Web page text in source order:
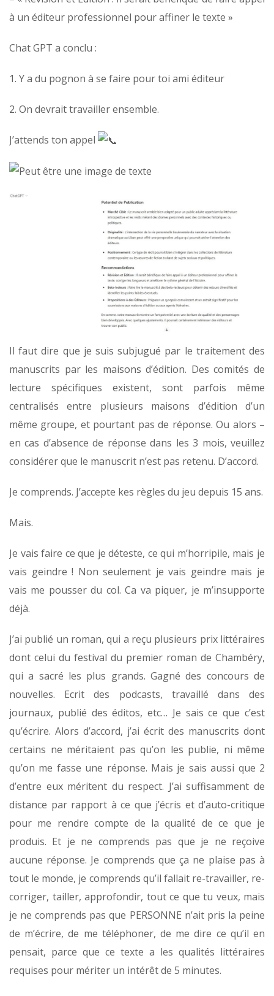
à un éditeur professionnel pour affiner le texte »
Chat GPT a conclu :
1. Y a du pognon à se faire pour toi ami éditeur
2. On devrait travailler ensemble.
J’attends ton appel
Il faut dire que je suis subjugué par le traitement des
manuscrits par les maisons d’édition. Des comités de
lecture spécifiques existent, sont parfois même
centralisés entre plusieurs maisons d’édition d’un
même groupe, et pourtant pas de réponse. Ou alors –
en cas d’absence de réponse dans les 3 mois, veuillez
considérer que le manuscrit n’est pas retenu. D’accord.
Je comprends. J’accepte kes règles du jeu depuis 15 ans.
Mais.
Je vais faire ce que je déteste, ce qui m’horripile, mais je
vais geindre ! Non seulement je vais geindre mais je
vais me pousser du col. Ca va piquer, je m’insupporte
déjà.
J’ai publié un roman, qui a reçu plusieurs prix littéraires
dont celui du festival du premier roman de Chambéry,
qui a sacré les plus grands. Gagné des concours de
nouvelles. Ecrit des podcasts, travaillé dans des
journaux, publié des éditos, etc… Je sais ce que c’est
qu’écrire. Alors d’accord, j’ai écrit des manuscrits dont
certains ne méritaient pas qu’on les publie, ni même
qu’on me fasse une réponse. Mais je sais aussi que 2
d’entre eux méritent du respect. J’ai suffisamment de
distance par rapport à ce que j’écris et d’auto-critique
pour me rendre compte de la qualité de ce que je
produis. Et je ne comprends pas que je ne reçoive
aucune réponse. Je comprends que ça ne plaise pas à
tout le monde, je comprends qu’il fallait re-travailler, re-
corriger, tailler, approfondir, tout ce que tu veux, mais
je ne comprends pas que PERSONNE n’ait pris la peine
de m’écrire, de me téléphoner, de me dire ce qu’il en
pensait, parce que ce texte a les qualités littéraires
requises pour mériter un intérêt de 5 minutes.